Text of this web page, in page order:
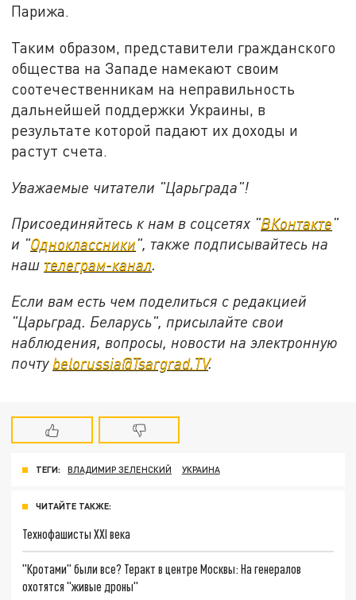
Парижа.
Таким образом, представители гражданского
общества на Западе намекают своим
соотечественникам на неправильность
дальнейшей поддержки Украины, в
результате которой падают их доходы и
растут счета.
Уважаемые читатели "Царьграда"!
Присоединяйтесь к нам в соцсетях "ВКонтакте"
и "Одноклассники", также подписывайтесь на
наш телеграм-канал.
Если вам есть чем поделиться с редакцией
"Царьград. Беларусь", присылайте свои
наблюдения, вопросы, новости на электронную
почту belorussia@Tsargrad.TV.
ТЕГИ: ВЛАДИМИР ЗЕЛЕНСКИЙ УКРАИНА
ЧИТАЙТЕ ТАКЖЕ:
Технофашисты XXI века
"Кротами" были все? Теракт в центре Москвы: На генералов
охотятся "живые дроны"